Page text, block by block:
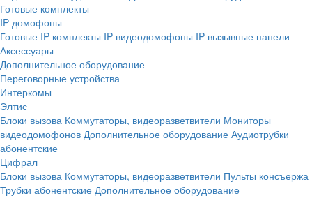
Готовые комплекты
IP домофоны
Готовые IP комплекты IP видеодомофоны IP-вызывные панели
Аксессуары
Дополнительное оборудование
Переговорные устройства
Интеркомы
Элтис
Блоки вызова Коммутаторы, видеоразветвители Мониторы
видеодомофонов Дополнительное оборудование Аудиотрубки
абонентские
Цифрал
Блоки вызова Коммутаторы, видеоразветвители Пульты консъержа
Трубки абонентские Дополнительное оборудование